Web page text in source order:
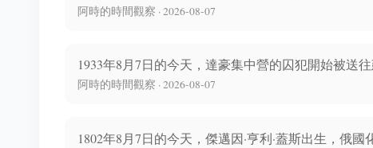
阿時的時間觀察 · 2026-08-07
1933年8月7日的今天，達豪集中營的囚犯開始被送
阿時的時間觀察 · 2026-08-07
1802年8月7日的今天，傑邁因·亨利·蓋斯出生，俄國